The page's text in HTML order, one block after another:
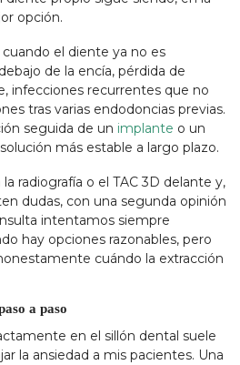
opción.
el diente ya no es
de la encía, pérdida de
infecciones recurrentes que no
tras varias endodoncias previas.
seguida de un implante o un
más estable a largo plazo.
radiografía o el TAC 3D delante y,
dudas, con una segunda opinión
intentamos siempre
hay opciones razonables, pero
cuándo la extracción
a paso
en el sillón dental suele
la ansiedad a mis pacientes. Una